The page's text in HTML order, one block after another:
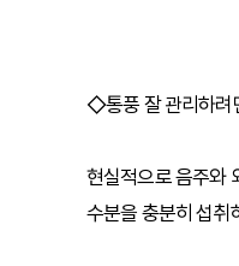
◇통풍 잘 관리하려
현실적으로 음주와
수분을 충분히 섭취